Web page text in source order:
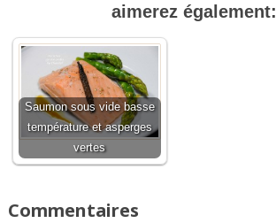
aimerez également:
Saumon sous vide basse
température et asperges
vertes
Commentaires